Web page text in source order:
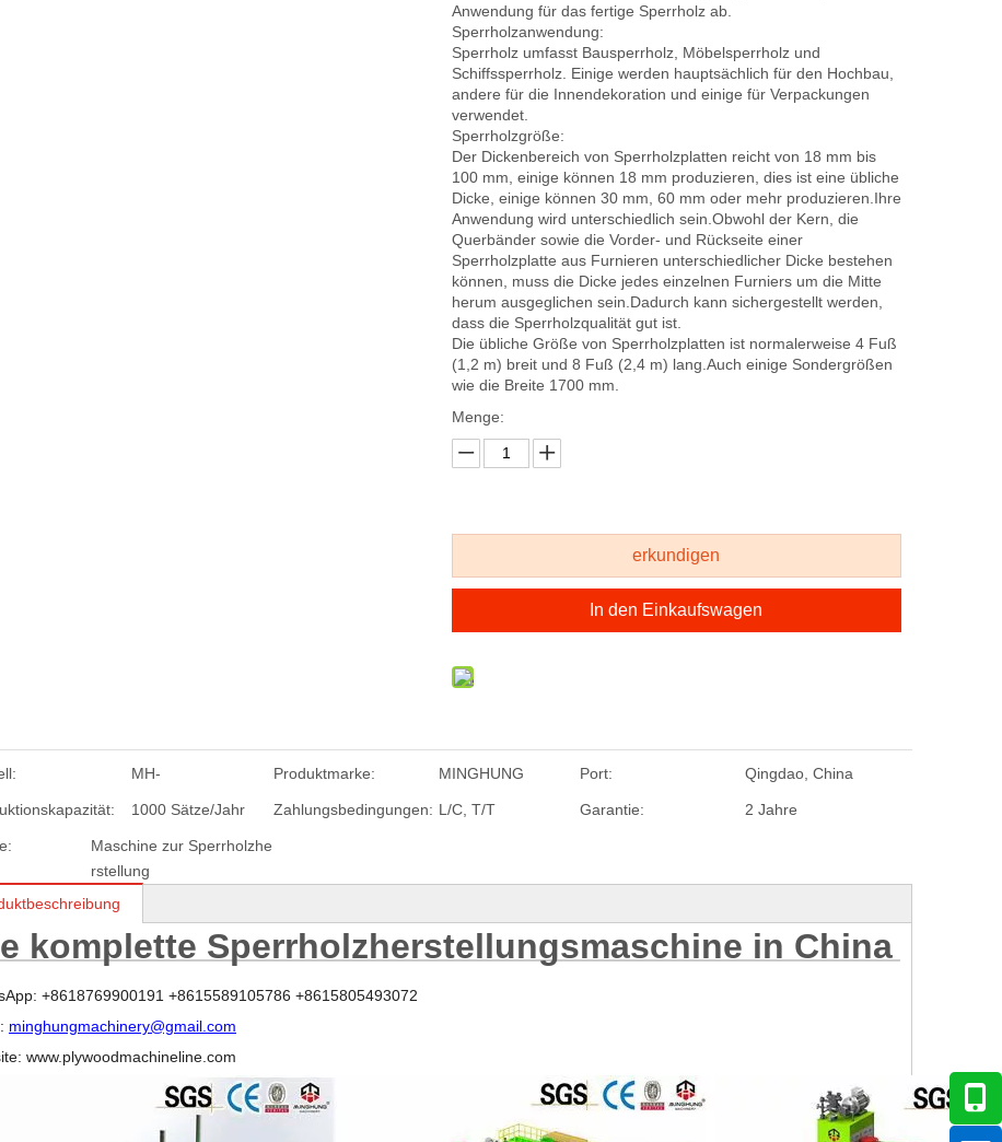
Anwendung für das fertige Sperrholz ab.
Sperrholzanwendung:
Sperrholz umfasst Bausperrholz, Möbelsperrholz und
Schiffssperrholz. Einige werden hauptsächlich für den Hochbau,
andere für die Innendekoration und einige für Verpackungen
verwendet.
Sperrholzgröße:
Der Dickenbereich von Sperrholzplatten reicht von 18 mm bis
100 mm, einige können 18 mm produzieren, dies ist eine übliche
Dicke, einige können 30 mm, 60 mm oder mehr produzieren.Ihre
Anwendung wird unterschiedlich sein.Obwohl der Kern, die
Querbänder sowie die Vorder- und Rückseite einer
Sperrholzplatte aus Furnieren unterschiedlicher Dicke bestehen
können, muss die Dicke jedes einzelnen Furniers um die Mitte
herum ausgeglichen sein.Dadurch kann sichergestellt werden,
dass die Sperrholzqualität gut ist.
Die übliche Größe von Sperrholzplatten ist normalerweise 4 Fuß
(1,2 m) breit und 8 Fuß (2,4 m) lang.Auch einige Sondergrößen
wie die Breite 1700 mm.
Menge:
erkundigen
In den Einkaufswagen
MH- Produktmarke: MINGHUNG Port: Qingdao, China
1000 Sätze/Jahr Zahlungsbedingungen: L/C, T/T Garantie: 2 Jahre
Maschine zur Sperrholzhe
rstellung
komplette Sperrholzherstellungsmaschine in China
+8618769900191 +8615589105786 +8615805493072
minghungmachinery@gmail.com
www.plywoodmachineline.com